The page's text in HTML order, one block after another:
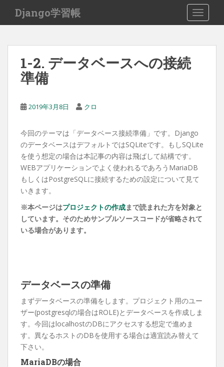
i
Django学習帳
1-2. データベースへの接続
準備
2019年3月8日 クロ
今回のテーマは「データベース接続準備」です。Django
のデータベースはデフォルトではSQLiteです。もしSQLite
を使う想定の場合は本記事の内容は飛ばして結構です。
WEBアプリケーションでよく使われるであろうMariaDB
もしくはPostgreSQLに接続するための設定について見て
いきます。
※本ページはプロジェクトの作成まで読まれた方を対象と
しています。そのためサンプルソースコードが省略されて
いる場合があります。
データベースの準備
まずデータベースの準備をします。プロジェクト用のユー
ザー(postgresqlの場合はROLE)とデータベースを作成しま
す。今回はlocalhostのDBにアクセスする想定で進めま
す。異なるホストのDBを使用する場合は適宜読み替えて
下さい。
MariaDBの場合